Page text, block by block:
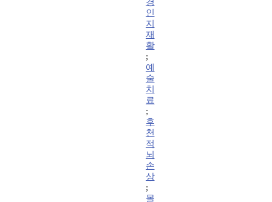
경
인
지
재
활
;
예
술
치
료
;
후
천
적
뇌
손
상
;
몰